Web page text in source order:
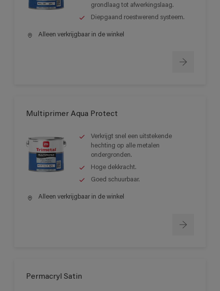
grondlaag tot afwerkingslaag.
Diepgaand roestwerend systeem.
Alleen verkrijgbaar in de winkel
Multiprimer Aqua Protect
Verkrijgt snel een uitstekende
hechting op alle metalen
ondergronden.
Hoge dekkracht.
Goed schuurbaar.
Alleen verkrijgbaar in de winkel
Permacryl Satin